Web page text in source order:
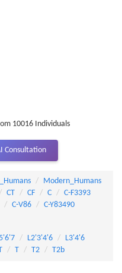
10016 Individuals
Consultation
Modern_Humans
CT CF C
C-F3393
C-V86
C-Y83490
L2'3'4'6
L3'4'6
T T2 T2b